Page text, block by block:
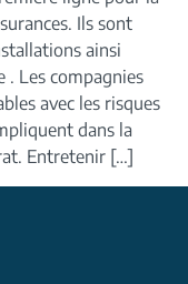
Ils sont
ainsi
. Les compagnies
avec les risques
dans la
Entretenir […]